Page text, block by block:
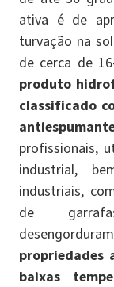
ativa é de
turvação na
de cerca de
produto
classificado
profissionais,
industrial,
industriais,
de
propriedades
baixas